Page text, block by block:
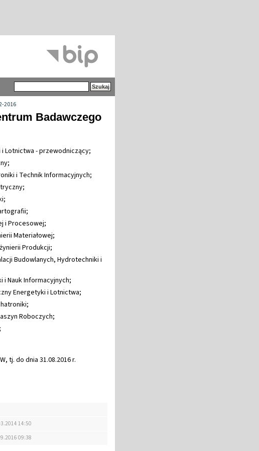
2016
Badawczego
i Lotnictwa - przewodniczący;
i Technik Informacyjnych;
i Procesowej;
Materiałowej;
Produkcji;
Budowlanych, Hydrotechniki i
i Nauk Informacyjnych;
Energetyki i Lotnictwa;
Roboczych;
tj. do dnia 31.08.2016 r.
14:50
09:38